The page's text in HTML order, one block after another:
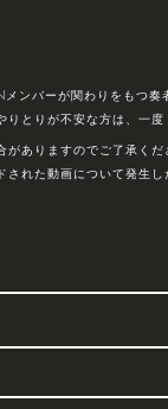
ンバーが関わりをもつ奏
とりが不安な方は、一
ありますのでご了承くだ
れた動画について発生